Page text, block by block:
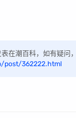
潮百科，如有疑问，
post/362222.html